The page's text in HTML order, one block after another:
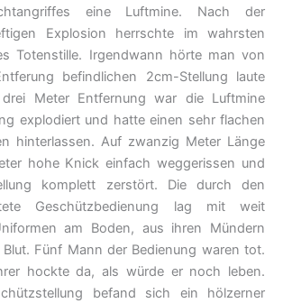
eine Luftmine. Nach der
Explosion herrschte im wahrsten
Totenstille. Irgendwann hörte man von
befindlichen 2cm-Stellung laute
Meter Entfernung war die Luftmine
explodiert und hatte einen sehr flachen
hinterlassen. Auf zwanzig Meter Länge
hohe Knick einfach weggerissen und
komplett zerstört. Die durch den
Geschützbedienung lag mit weit
am Boden, aus ihren Mündern
Fünf Mann der Bedienung waren tot.
hockte da, als würde er noch leben.
befand sich ein hölzerner